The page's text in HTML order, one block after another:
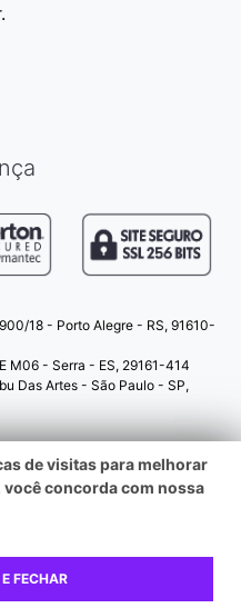
18 - Porto Alegre - RS, 91610-
M06 - Serra - ES, 29161-414
Das Artes - São Paulo - SP,
reservados
de visitas para melhorar
concorda com nossa
FECHAR